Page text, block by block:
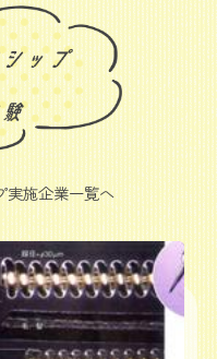
実施企業一覧へ